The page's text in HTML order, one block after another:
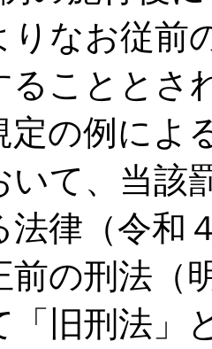
りなお従前
ることとさ
定の例によ
いて、当該
法律（令和
前の刑法（
「旧刑法」